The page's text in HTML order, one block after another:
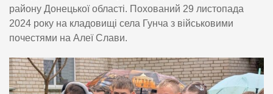
району Донецької області. Похований 29 листопада
2024 року на кладовищі села Гунча з військовими
почестями на Алеї Слави.